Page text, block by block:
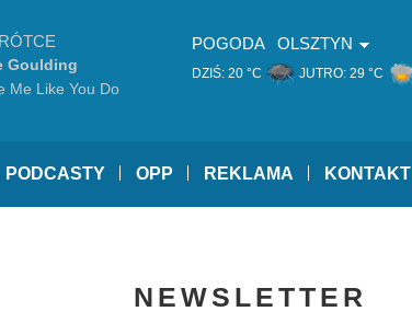
Goulding
Me Like You Do
POGODA OLSZTYN
DZIŚ: 20 °C JUTRO: 29 °C
PODCASTY OPP REKLAMA KONTAKT
NEWSLETTER